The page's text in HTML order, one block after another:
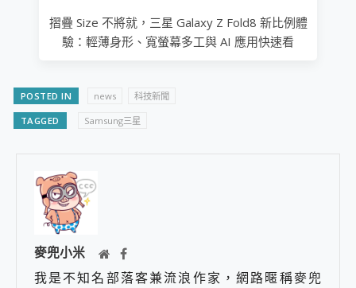
摺疊 Size 不將就，三星 Galaxy Z Fold8 新比例體
驗：輕薄身形、寬螢幕多工與 AI 應用快速看
POSTED IN news 科技新聞
TAGGED Samsung三星
麥兜小米
我是不知名部落客兼流浪作家，網路暱稱麥兜